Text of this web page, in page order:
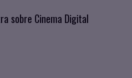
sobre Cinema Digital